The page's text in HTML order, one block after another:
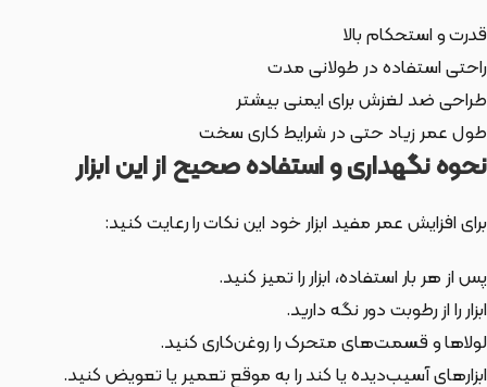
قدرت و استحکام بالا
راحتی استفاده در طولانی مدت
طراحی ضد لغزش برای ایمنی بیشتر
طول عمر زیاد حتی در شرایط کاری سخت
نحوه نگهداری و استفاده صحیح از این ابزار
برای افزایش عمر مفید ابزار خود این نکات را رعایت کنید:
پس از هر بار استفاده، ابزار را تمیز کنید.
ابزار را از رطوبت دور نگه دارید.
لولاها و قسمت‌های متحرک را روغن‌کاری کنید.
ابزارهای آسیب‌دیده یا کند را به موقع تعمیر یا تعویض کنید.